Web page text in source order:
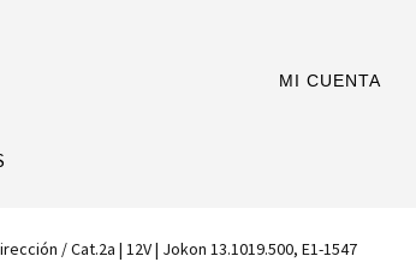
MI CUENTA
/ Cat.2a | 12V | Jokon 13.1019.500, E1-1547